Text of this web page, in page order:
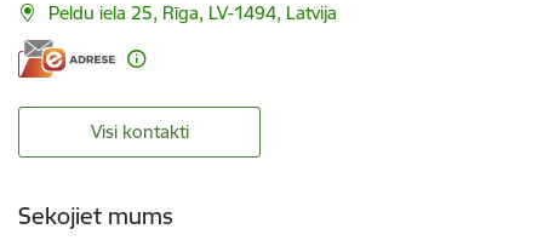
Peldu iela 25, Rīga, LV-1494, Latvija
Visi kontakti
Sekojiet mums